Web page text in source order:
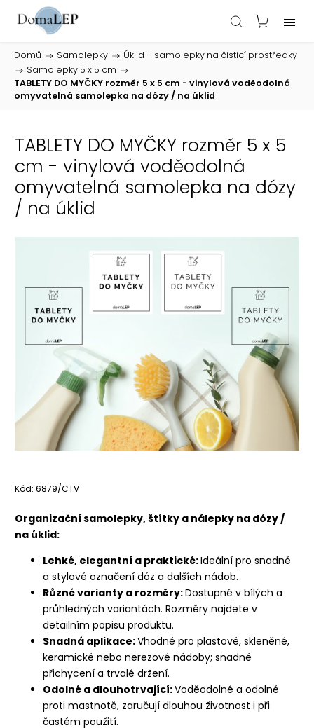
Domů / Samolepky /
Úklid – samolepky na čisticí prostředky
/
Samolepky 5 x 5 cm /
TABLETY DO MYČKY rozměr 5 x 5 cm - vinylová voděodolná
omyvatelná samolepka na dózy / na úklid
TABLETY DO MYČKY rozměr 5 x 5
cm - vinylová voděodolná
omyvatelná samolepka na dózy
/ na úklid
Kód: 6879/CTV
Organizační samolepky, štítky a nálepky na dózy /
na úklid:
Lehké, elegantní a praktické:Ideální pro snadné
a stylové označení dóz a dalších nádob.
Různé varianty a rozměry:Dostupné v bílých a
průhledných variantách. Rozměry najdete v
detailním popisu produktu.
Snadná aplikace:Vhodné pro plastové, skleněné,
keramické nebo nerezové nádoby; snadné
přichycení a trvalé držení.
Odolné a dlouhotrvající:Voděodolné a odolné
proti mastnotě, zaručují dlouhou životnost i při
častém použití.